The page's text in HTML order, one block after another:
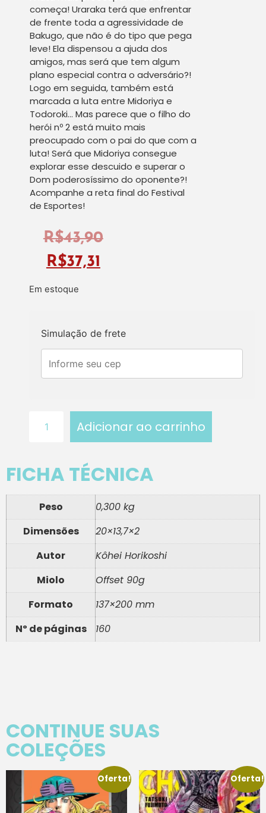
começa! Uraraka terá que enfrentar
de frente toda a agressividade de
Bakugo, que não é do tipo que pega
leve! Ela dispensou a ajuda dos
amigos, mas será que tem algum
plano especial contra o adversário?!
Logo em seguida, também está
marcada a luta entre Midoriya e
Todoroki… Mas parece que o filho do
herói nº 2 está muito mais
preocupado com o pai do que com a
luta! Será que Midoriya consegue
explorar esse descuido e superar o
Dom poderosíssimo do oponente?!
Acompanhe a reta final do Festival
de Esportes!
R$43,90
R$37,31
Em estoque
Simulação de frete
Adicionar ao carrinho
FICHA TÉCNICA
Peso
0,300 kg
Dimensões
20×13,7×2
Autor
Kôhei Horikoshi
Miolo
Offset 90g
Formato
137×200 mm
Nº de páginas
160
CONTINUE SUAS
COLEÇÕES
Oferta! Oferta!